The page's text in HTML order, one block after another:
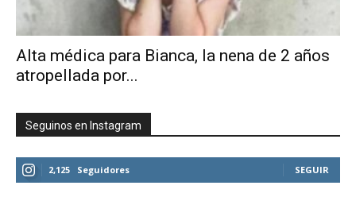
Alta médica para Bianca, la nena de 2 años
atropellada por...
Seguinos en Instagram
2,125 Seguidores SEGUIR